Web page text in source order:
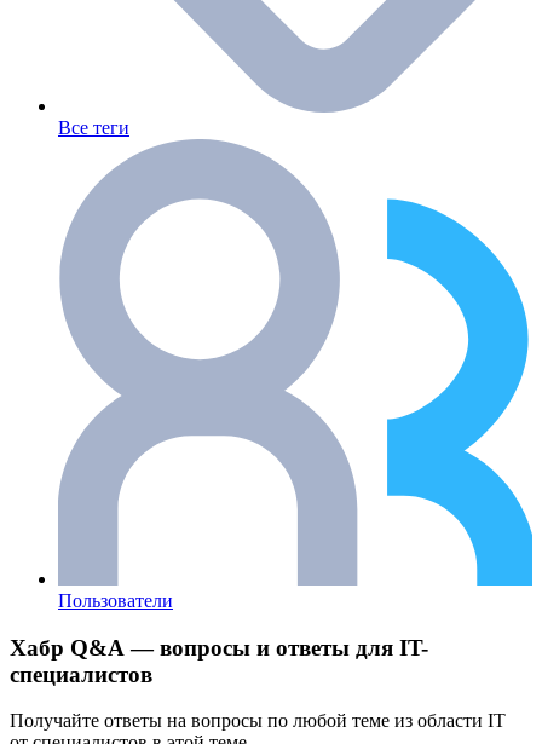
Все теги
Пользователи
Хабр Q&A — вопросы и ответы для IT-
специалистов
Получайте ответы на вопросы по любой теме из области IT